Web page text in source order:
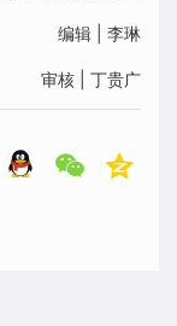
编辑 | 李琳
审核 | 丁贵广